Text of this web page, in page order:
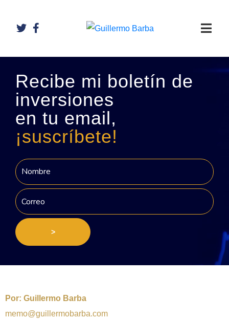
Recibe mi boletín de
inversiones
en tu email,
¡suscríbete!
>
Por: Guillermo Barba
memo@guillermobarba.com